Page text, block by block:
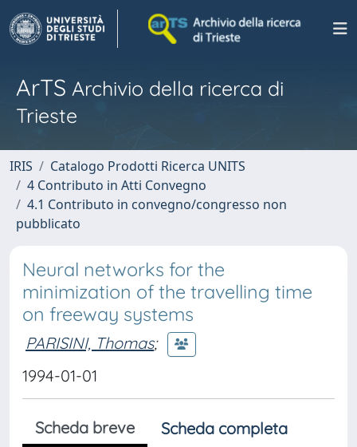
ArTS Archivio della ricerca di
Trieste
IRIS
Catalogo Prodotti Ricerca UNITS
4 Contributo in Atti Convegno
4.1 Contributo in convegno/congresso non
pubblicato
Neural networks for the
minimization of the travelling time
on freeway systems
PARISINI, Thomas;
1994-01-01
Scheda breve Scheda completa